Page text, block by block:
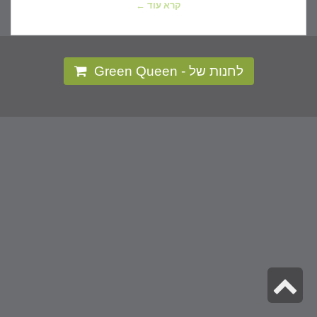
קרא עוד ←
לחנות של - Green Queen
גלילה
לראש